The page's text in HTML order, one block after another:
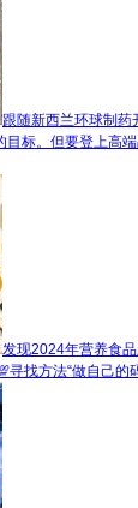
跟随新西兰环球制药
标。但要登上高
发现2024年营养食
寻找方法“做自己的